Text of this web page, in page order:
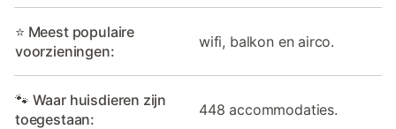
⭐ Meest populaire
voorzieningen:
wifi, balkon en airco.
🐾 Waar huisdieren zijn
toegestaan:
448 accommodaties.